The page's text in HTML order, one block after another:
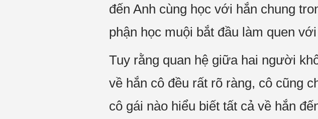
đến Anh cùng học với hắn chung
phận học muội bắt đầu làm quen
Tuy rằng quan hệ giữa hai người
về hắn cô đều rất rõ ràng, cô cũng
cô gái nào hiểu biết tất cả về hắn